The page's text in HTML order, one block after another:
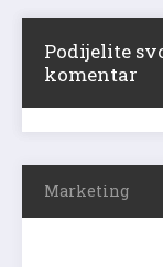
Podijelite
komentar
Marketing